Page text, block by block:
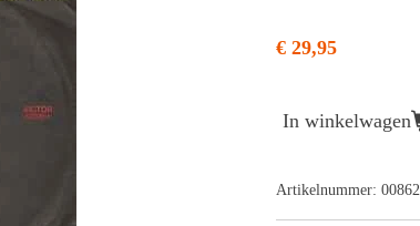
€ 29,95
In winkelwagen
Artikelnummer: 00862